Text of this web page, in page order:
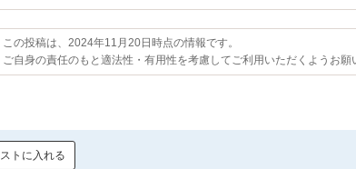
この投稿は、2024年11月20日時点の情報です。
ご自身の責任のもと適法性・有用性を考慮してご利用いただくようお願
トに入れる